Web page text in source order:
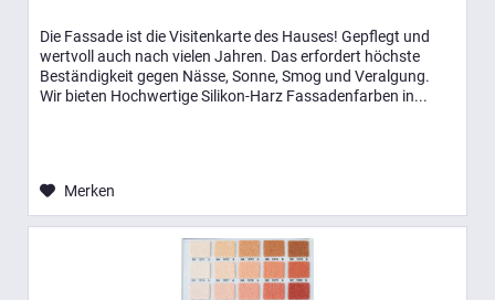
Die Fassade ist die Visitenkarte des Hauses! Gepflegt und
wertvoll auch nach vielen Jahren. Das erfordert höchste
Beständigkeit gegen Nässe, Sonne, Smog und Veralgung.
Wir bieten Hochwertige Silikon-Harz Fassadenfarben in...
Merken